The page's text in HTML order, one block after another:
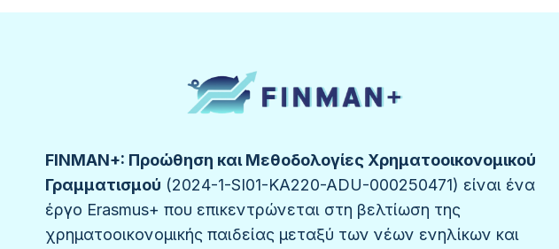
FINMAN+: Προώθηση και Μεθοδολογίες Χρηματοοικονομικού
Γραμματισμού (2024-1-SI01-KA220-ADU-000250471) είναι ένα
έργο Erasmus+ που επικεντρώνεται στη βελτίωση της
χρηματοοικονομικής παιδείας μεταξύ των νέων ενηλίκων και